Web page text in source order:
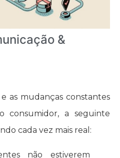
&
as mudanças constantes
consumidor, a seguinte
cada vez mais real:
não estiverem